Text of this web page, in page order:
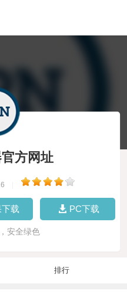
方网址
载 PC下载
安全绿色
排行